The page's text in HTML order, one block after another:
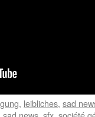
, leibliches, sad